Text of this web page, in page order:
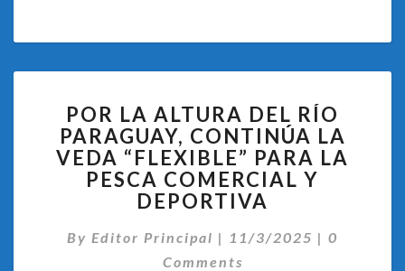
LA
ALTURA
DEL
RÍO
PARAGUAY,
CONTINÚA
LA
VEDA
POR LA ALTURA DEL RÍO
PARAGUAY, CONTINÚA LA
VEDA “FLEXIBLE” PARA LA
PESCA COMERCIAL Y
DEPORTIVA
By Editor Principal | 11/3/2025 | 0
Comments